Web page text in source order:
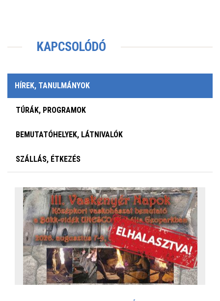
KAPCSOLÓDÓ
HÍREK, TANULMÁNYOK
TÚRÁK, PROGRAMOK
BEMUTATÓHELYEK, LÁTNIVALÓK
SZÁLLÁS, ÉTKEZÉS